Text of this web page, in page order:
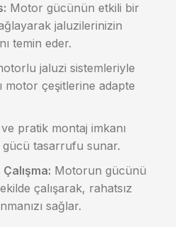
Motor gücünün etkili bir
jaluzilerinizin
temin eder.
jaluzi sistemleriyle
motor çeşitlerine adapte
ve pratik montaj imkanı
tasarrufu sunar.
Motorun gücünü
çalışarak, rahatsız
sağlar.